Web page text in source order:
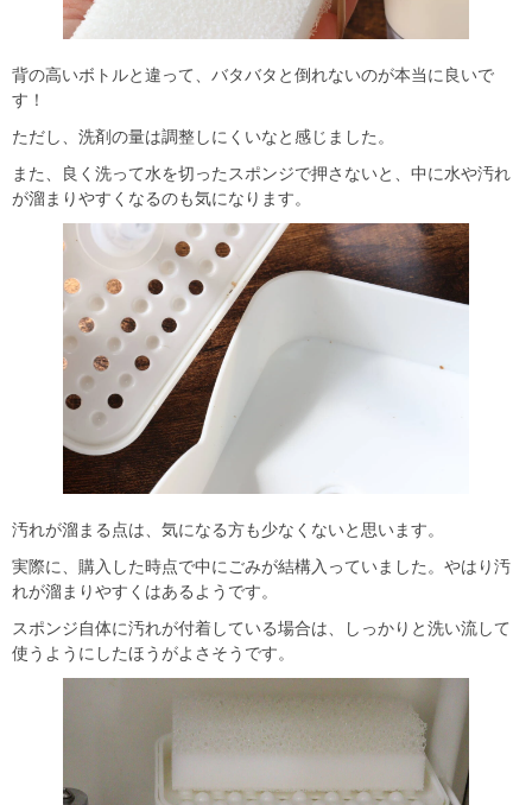
背の高いボトルと違って、バタバタと倒れないのが本当に良いで
す！
ただし、洗剤の量は調整しにくいなと感じました。
また、良く洗って水を切ったスポンジで押さないと、中に水や汚れ
が溜まりやすくなるのも気になります。
汚れが溜まる点は、気になる方も少なくないと思います。
実際に、購入した時点で中にごみが結構入っていました。やはり汚
れが溜まりやすくはあるようです。
スポンジ自体に汚れが付着している場合は、しっかりと洗い流して
使うようにしたほうがよさそうです。